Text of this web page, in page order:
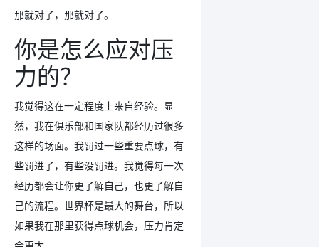
那就对了，那就对了。
你是怎么应对压
力的？
我觉得这在一定程度上来自经验。显
然，我在俱乐部和国家队都经历过很多
这样的场面。我罚过一些重要点球，有
些罚进了，有些没罚进。我觉得每一次
经历都会让你更了解自己，也更了解自
己的流程。世界杯是最大的舞台，所以
如果我在那里获得点球机会，压力肯定